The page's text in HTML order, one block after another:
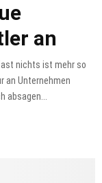
an
nichts ist mehr so
an Unternehmen
absagen...